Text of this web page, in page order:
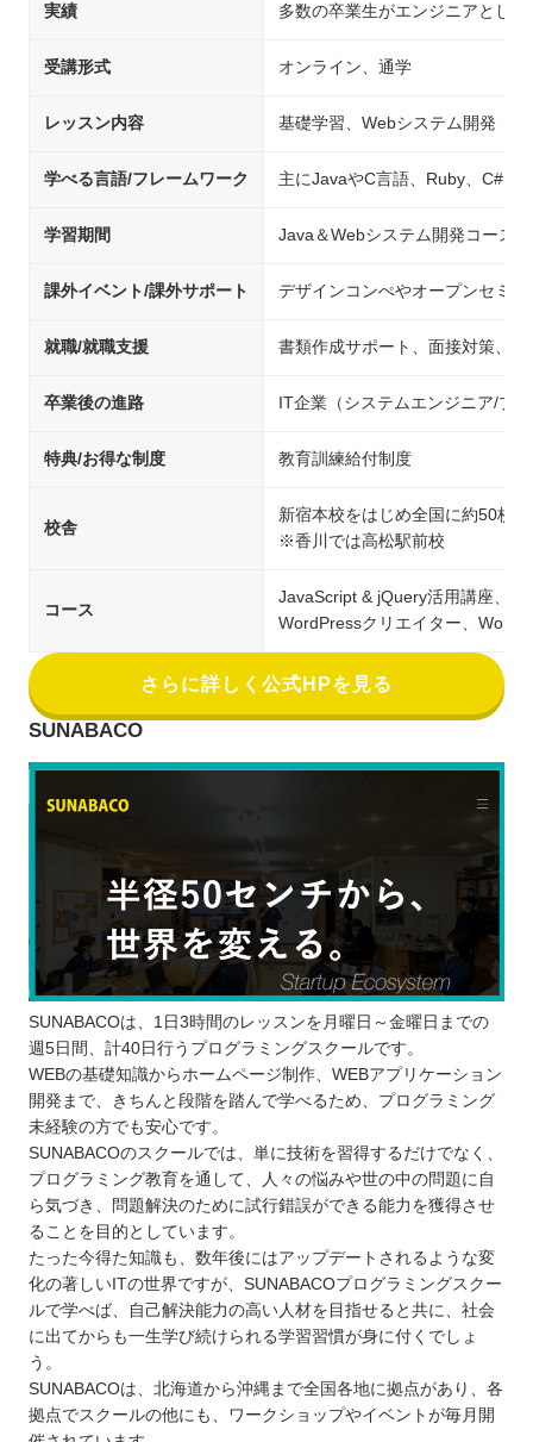
実績 多数の卒業生がエンジニアとして
受講形式 オンライン、通学
レッスン内容 基礎学習、Webシステム開発
学べる言語/フレームワーク 主にJavaやC言語、Ruby、C#、
学習期間 Java＆Webシステム開発コース
課外イベント/課外サポート デザインコンぺやオープンセミナ
就職/就職支援 書類作成サポート、面接対策、
卒業後の進路 IT企業（システムエンジニア/プ
特典/お得な制度 教育訓練給付制度
校舎
新宿本校をはじめ全国に約50校
※香川では高松駅前校
コース
JavaScript & jQuery活用講座、
WordPressクリエイター、
さらに詳しく公式HPを見る
SUNABACO
SUNABACOは、1日3時間のレッスンを月曜日～金曜日までの
週5日間、計40日行うプログラミングスクールです。
WEBの基礎知識からホームページ制作、WEBアプリケーション
開発まで、きちんと段階を踏んで学べるため、プログラミング
未経験の方でも安心です。
SUNABACOのスクールでは、単に技術を習得するだけでなく、
プログラミング教育を通して、人々の悩みや世の中の問題に自
ら気づき、問題解決のために試行錯誤ができる能力を獲得させ
ることを目的としています。
たった今得た知識も、数年後にはアップデートされるような変
化の著しいITの世界ですが、SUNABACOプログラミングスクー
ルで学べば、自己解決能力の高い人材を目指せると共に、社会
に出てからも一生学び続けられる学習習慣が身に付くでしょ
う。
SUNABACOは、北海道から沖縄まで全国各地に拠点があり、各
拠点でスクールの他にも、ワークショップやイベントが毎月開